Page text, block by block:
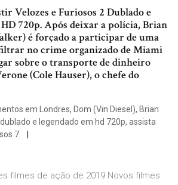
Velozes e Furiosos 2 Dublado e
720p. Após deixar a polícia, Brian
é forçado a participar de uma
no crime organizado de Miami
sobre o transporte de dinheiro
(Cole Hauser), o chefe do
em Londres, Dom (Vin Diesel), Brian
e legendado em hd 720p, assista
7.
filmes de ação de 2019 Novos filmes